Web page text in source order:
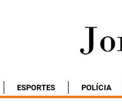
ESPORTES POLÍCIA